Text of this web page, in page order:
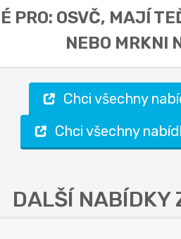
PRO: OSVČ, MAJÍ
NEBO MRKNI
Chci všechny
Chci všechny
DALŠÍ NABÍDKY